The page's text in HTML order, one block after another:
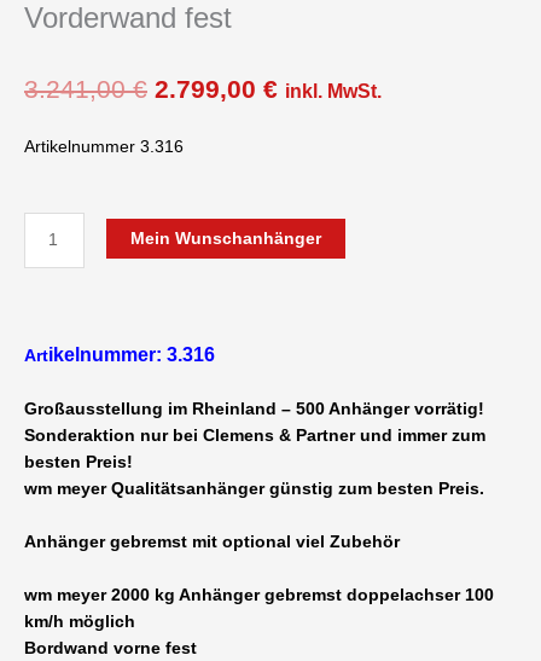
Vorderwand fest
3.241,00€ Ursprünglicher
war:
2.799,00 €Aktueller
inkl. MwSt.
Artikelnummer 3.316
meyer
2000
gebremst
doppelachser
3010
x
x
mm
offener
Kastenanhänger
Mein Wunschanhänger
Artikelnummer: 3.316
Großausstellung im Rheinland – 500 Anhänger vorrätig!
Sonderaktion nur bei Clemens & Partner und immer zum
besten Preis!
wm meyer Qualitätsanhänger günstig zum besten Preis.
Anhänger gebremst mit optional viel Zubehör
wm meyer 2000 kg Anhänger gebremst doppelachser 100
km/h möglich
Bordwand vorne fest